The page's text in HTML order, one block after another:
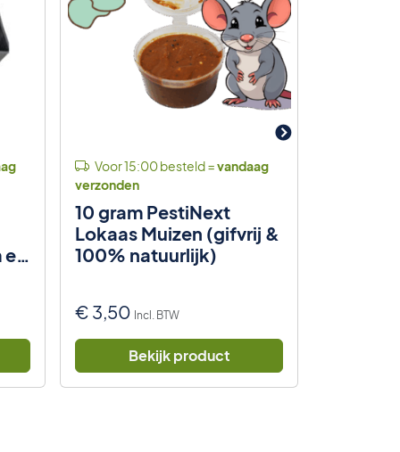
en
Voor 15:00 besteld =vandaag
verzonden
10 gram PestiNext
Lokaas Muizen (gifvrij &
100% natuurlijk)
€ 3,50 Incl. BTW
Bekijk product